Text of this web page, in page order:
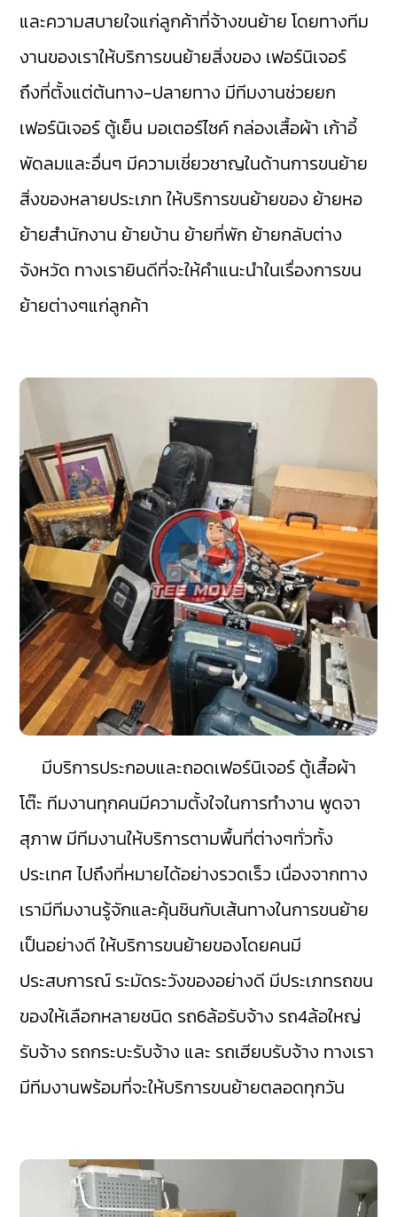
และความสบายใจแก่ลูกค้าที่จ้างขนย้าย โดยทางทีม
งานของเราให้บริการขนย้ายสิ่งของ เฟอร์นิเจอร์
ถึงที่ตั้งแต่ต้นทาง-ปลายทาง มีทีมงานช่วยยก
เฟอร์นิเจอร์ ตู้เย็น มอเตอร์ไซค์ กล่องเสื้อผ้า เก้าอี้
พัดลมและอื่นๆ มีความเชี่ยวชาญในด้านการขนย้าย
สิ่งของหลายประเภท ให้บริการขนย้ายของ ย้ายหอ
ย้ายสำนักงาน ย้ายบ้าน ย้ายที่พัก ย้ายกลับต่าง
จังหวัด ทางเรายินดีที่จะให้คำแนะนำในเรื่องการขน
ย้ายต่างๆแก่ลูกค้า
มีบริการประกอบและถอดเฟอร์นิเจอร์ ตู้เสื้อผ้า
โต๊ะ ทีมงานทุกคนมีความตั้งใจในการทำงาน พูดจา
สุภาพ มีทีมงานให้บริการตามพื้นที่ต่างๆทั่วทั้ง
ประเทศ ไปถึงที่หมายได้อย่างรวดเร็ว เนื่องจากทาง
เรามีทีมงานรู้จักและคุ้นชินกับเส้นทางในการขนย้าย
เป็นอย่างดี ให้บริการขนย้ายของโดยคนมี
ประสบการณ์ ระมัดระวังของอย่างดี มีประเภทรถขน
ของให้เลือกหลายชนิด รถ6ล้อรับจ้าง รถ4ล้อใหญ่
รับจ้าง รถกระบะรับจ้าง และ รถเฮียบรับจ้าง ทางเรา
มีทีมงานพร้อมที่จะให้บริการขนย้ายตลอดทุกวัน